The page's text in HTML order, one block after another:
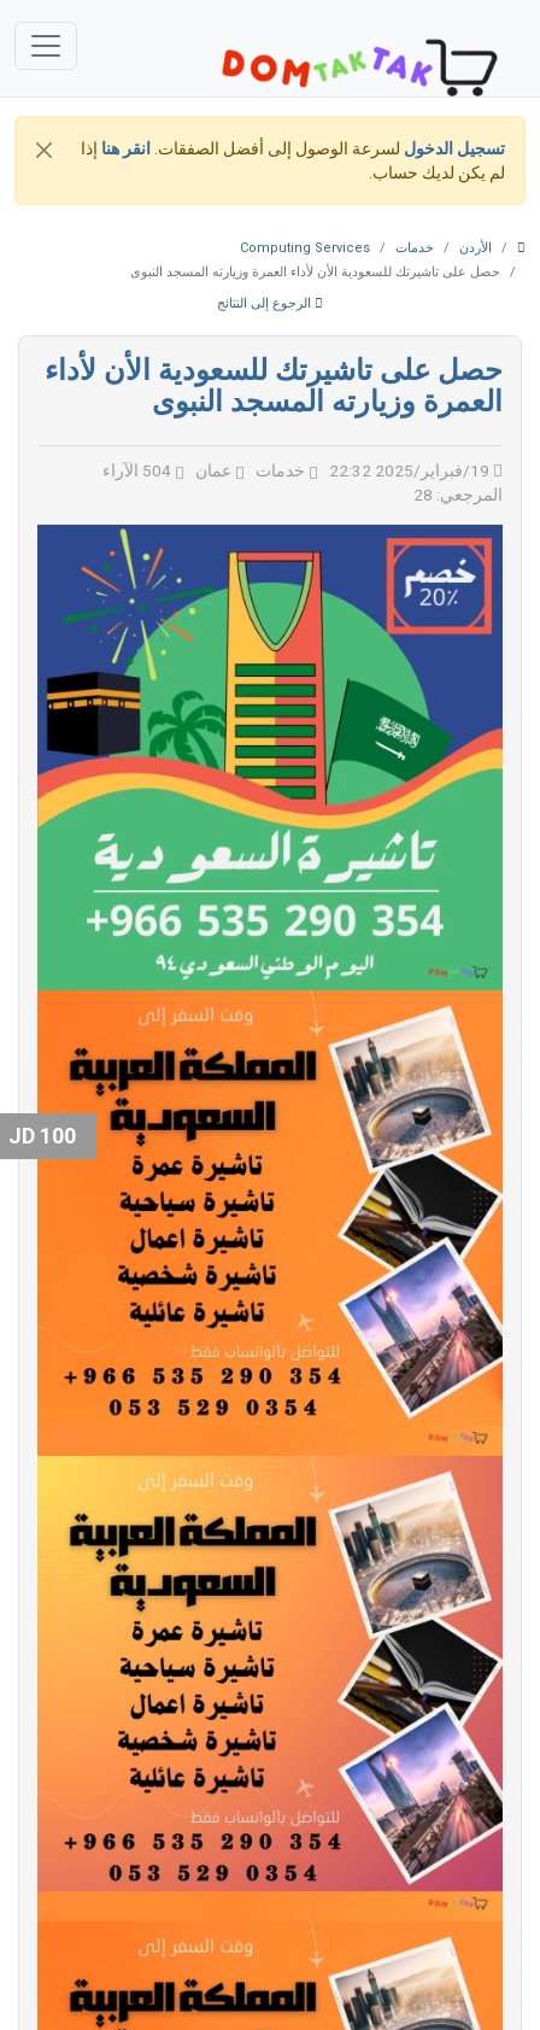
تسجيل الدخوللسرعة الوصول إلى أفضل الصفقات.انقر هناإذا
لم يكن لديك حساب.
الأردن خدمات
Computing Services
حصل على تاشيرتك للسعودية الأن لأداء العمرة وزيارته المسجد النبوى
الرجوع إلى النتائج
حصل على تاشيرتك للسعودية الأن لأداء
العمرة وزيارته المسجد النبوى
خدمات عمان
المرجعي: 28
100 JD